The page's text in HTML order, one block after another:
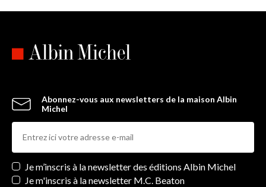
Abonnez-vous aux newsletters de la maison Albin
Michel
Newsletters
Je m’inscris à la newsletter des éditions Albin Michel
Je m'inscris à la newsletter M.C. Beaton